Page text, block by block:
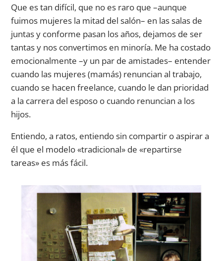
Que es tan difícil, que no es raro que –aunque
fuimos mujeres la mitad del salón– en las salas de
juntas y conforme pasan los años, dejamos de ser
tantas y nos convertimos en minoría. Me ha costado
emocionalmente –y un par de amistades– entender
cuando las mujeres (mamás) renuncian al trabajo,
cuando se hacen freelance, cuando le dan prioridad
a la carrera del esposo o cuando renuncian a los
hijos.
Entiendo, a ratos, entiendo sin compartir o aspirar a
él que el modelo «tradicional» de «repartirse
tareas» es más fácil.